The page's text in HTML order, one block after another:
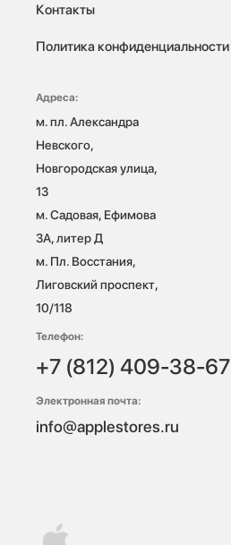
Контакты
Политика конфиденциальности
Адреса:
м. пл. Александра
Невского,
Новгородская улица,
13
м. Садовая, Ефимова
3А, литер Д
м. Пл. Восстания,
Лиговский проспект,
10/118
Телефон:
+7 (812) 409-38-67
Электронная почта:
info@applestores.ru